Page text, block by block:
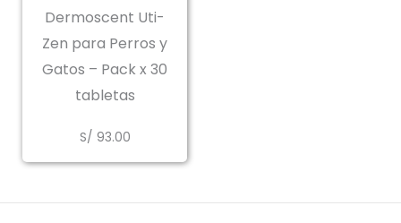
Dermoscent Uti-
Zen para Perros y
Gatos – Pack x 30
tabletas
S/ 93.00